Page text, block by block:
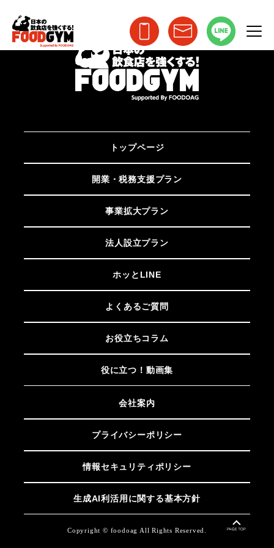
トップページ
開業・税務支援プラン
事業拡大プラン
法人設立プラン
ホッとLINE
よくあるご質問
お役立ちコラム
役に立つ！動画集
会社案内
プライバシーポリシー
情報セキュリティポリシー
生成AI利活用に関する基本方針
Copyright © foodoag All Rights Reserved.